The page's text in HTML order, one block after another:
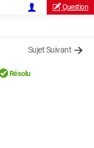
Question
Sujet Suivant
Résolu